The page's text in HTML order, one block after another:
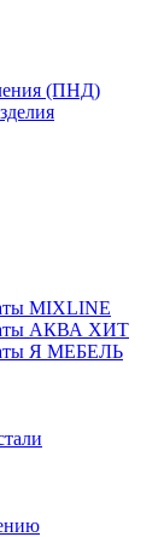
(ПНД)
MIXLINE
АКВА ХИТ
Я МЕБЕЛЬ